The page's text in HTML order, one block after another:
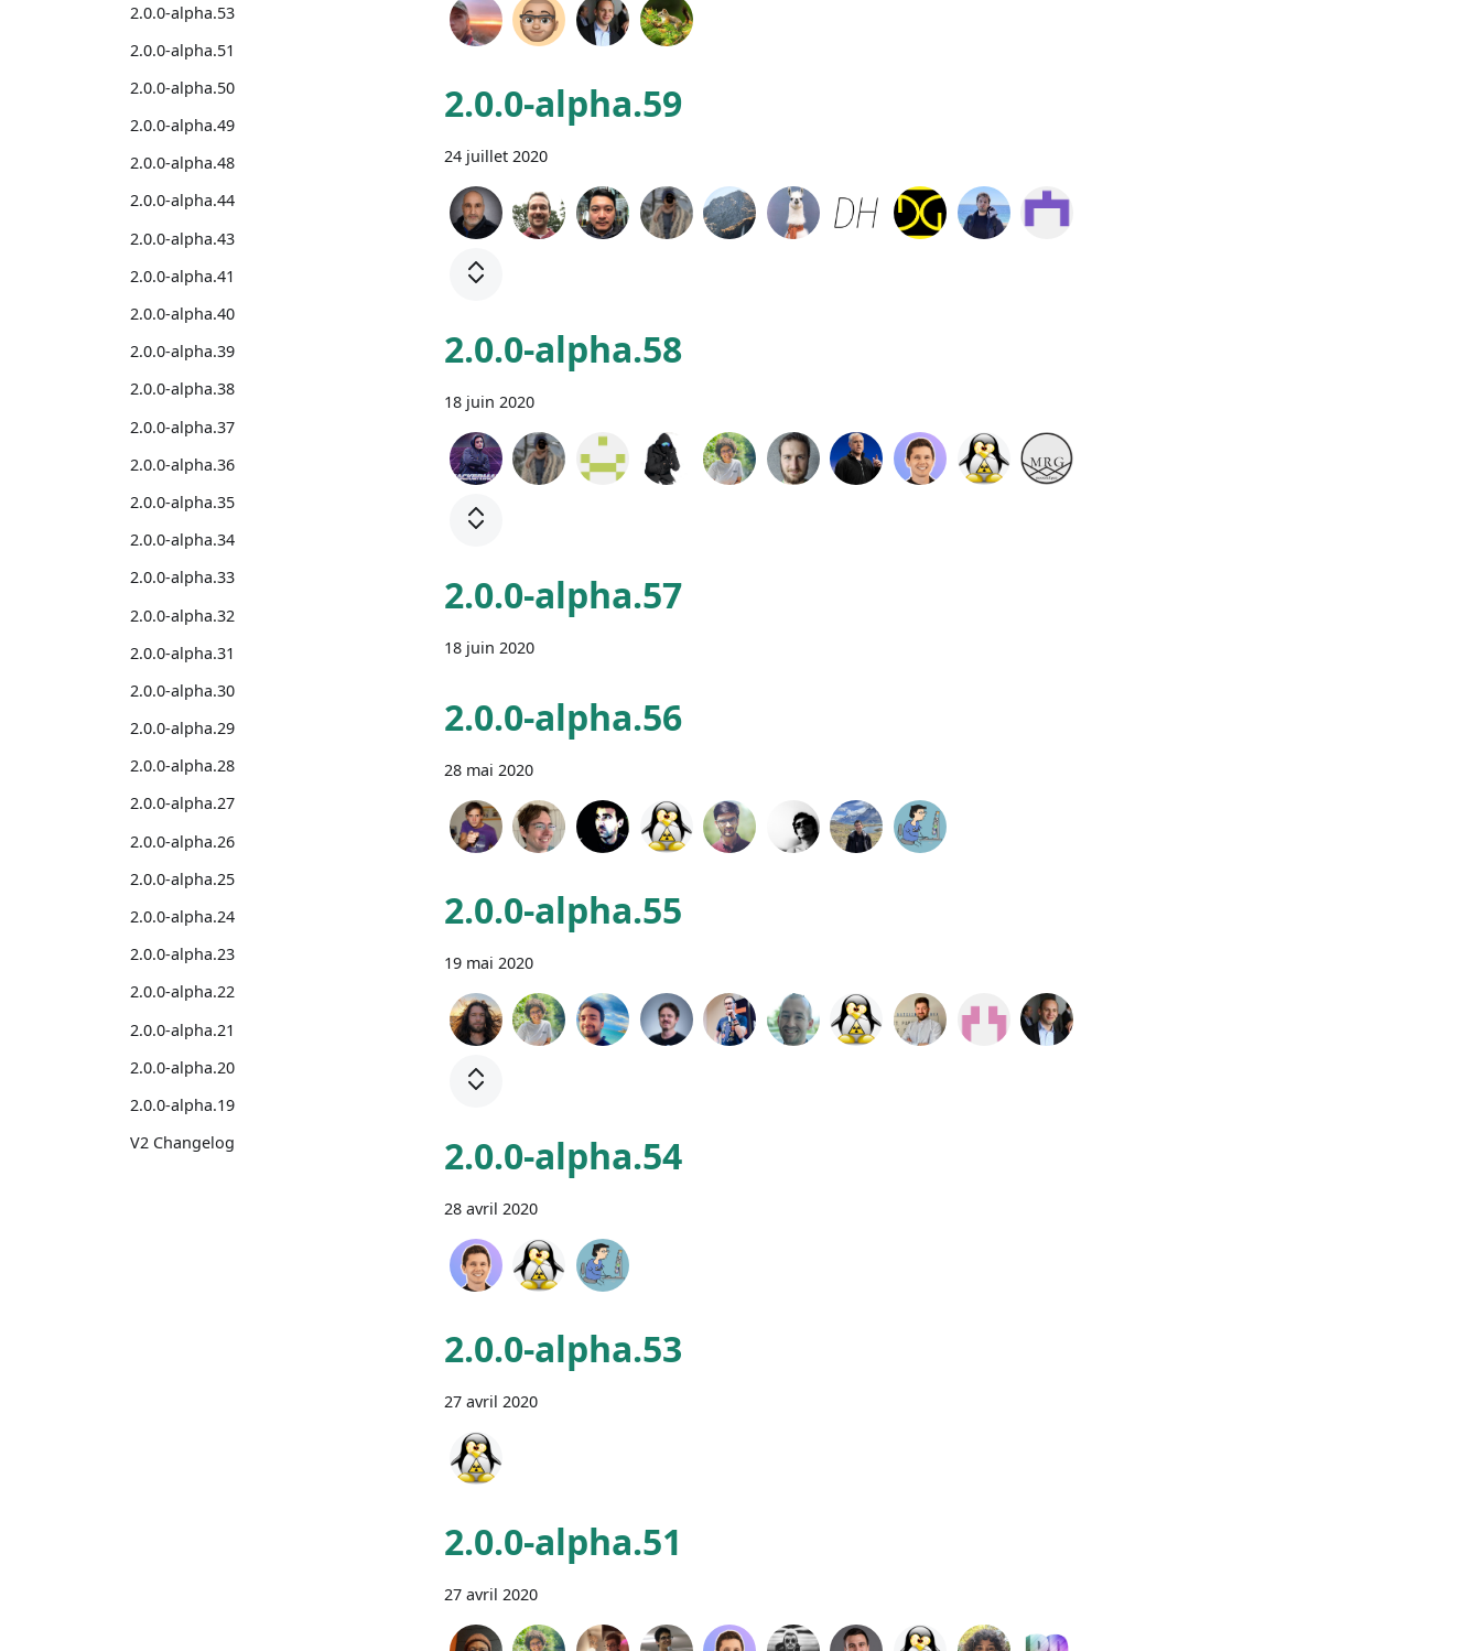
2.0.0-alpha.53
2.0.0-alpha.51
2.0.0-alpha.50
2.0.0-alpha.49
2.0.0-alpha.48
2.0.0-alpha.44
2.0.0-alpha.43
2.0.0-alpha.41
2.0.0-alpha.40
2.0.0-alpha.39
2.0.0-alpha.38
2.0.0-alpha.37
2.0.0-alpha.36
2.0.0-alpha.35
2.0.0-alpha.34
2.0.0-alpha.33
2.0.0-alpha.32
2.0.0-alpha.31
2.0.0-alpha.30
2.0.0-alpha.29
2.0.0-alpha.28
2.0.0-alpha.27
2.0.0-alpha.26
2.0.0-alpha.25
2.0.0-alpha.24
2.0.0-alpha.23
2.0.0-alpha.22
2.0.0-alpha.21
2.0.0-alpha.20
2.0.0-alpha.19
V2 Changelog
2.0.0-alpha.59
24 juillet 2020
2.0.0-alpha.58
18 juin 2020
2.0.0-alpha.57
18 juin 2020
2.0.0-alpha.56
28 mai 2020
2.0.0-alpha.55
19 mai 2020
2.0.0-alpha.54
28 avril 2020
2.0.0-alpha.53
27 avril 2020
2.0.0-alpha.51
27 avril 2020